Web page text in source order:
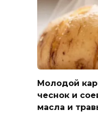
Молодой
чеснок и
масла и